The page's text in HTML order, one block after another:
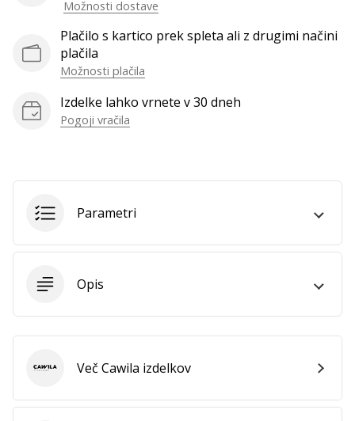
Prikaži
Možnosti dostave
Plačilo s kartico prek spleta ali z drugimi načini
plačila
Možnosti plačila
Izdelke lahko vrnete v 30 dneh
Pogoji vračila
Parametri
Opis
CawilaVeč Cawila izdelkov